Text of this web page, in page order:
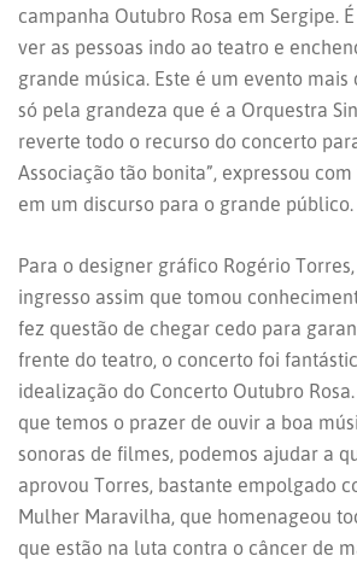
campanha Outubro Rosa em Sergipe.
ver as pessoas indo ao teatro e
grande música. Este é um evento mais
só pela grandeza que é a Orquestra
reverte todo o recurso do concerto
Associação tão bonita”, expressou
em um discurso para o grande público.
Para o designer gráfico Rogério
ingresso assim que tomou
fez questão de chegar cedo para
frente do teatro, o concerto foi
idealização do Concerto Outubro
que temos o prazer de ouvir a boa
sonoras de filmes, podemos ajudar a
aprovou Torres, bastante empolgado
Mulher Maravilha, que homenageou
que estão na luta contra o câncer de